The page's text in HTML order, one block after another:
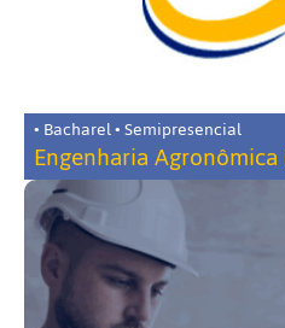
• Bacharel • Semipresencial
Engenharia